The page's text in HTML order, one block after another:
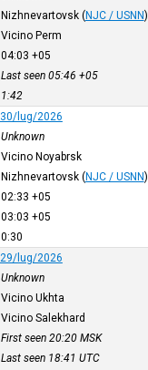
Nizhnevartovsk (NJC / USNN)
Vicino Perm
04:03 +05
Last seen 05:46 +05
1:42
30/lug/2026
Unknown
Vicino Noyabrsk
Nizhnevartovsk (NJC / USNN)
02:33 +05
03:03 +05
0:30
29/lug/2026
Unknown
Vicino Ukhta
Vicino Salekhard
First seen 20:20 MSK
Last seen 18:41 UTC